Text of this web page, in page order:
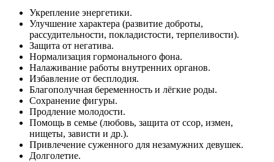
Укрепление энергетики.
Улучшение характера (развитие доброты,
рассудительности, покладистости, терпеливости).
Защита от негатива.
Нормализация гормонального фона.
Налаживание работы внутренних органов.
Избавление от бесплодия.
Благополучная беременность и лёгкие роды.
Сохранение фигуры.
Продление молодости.
Помощь в семье (любовь, защита от ссор, измен,
нищеты, зависти и др.).
Привлечение суженного для незамужних девушек.
Долголетие.